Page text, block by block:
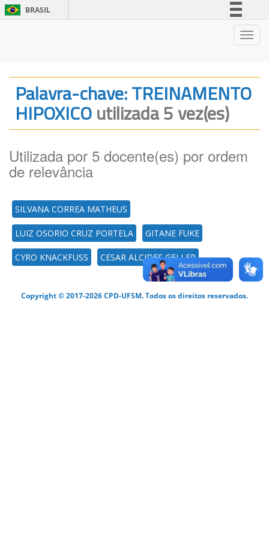
BRASIL
Legislação
Canais
Palavra-chave: TREINAMENTO
HIPOXICOutilizada 5 vez(es)
Utilizada por 5 docente(es) por ordem
de relevância
SILVANA CORREA MATHEUS
LUIZ OSORIO CRUZ PORTELA GITANE FUKE
CYRO KNACKFUSS CESAR ALCIDES GELLER
Copyright © 2017-2026 CPD-UFSM. Todos os direitos reservados.